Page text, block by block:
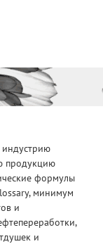
индустрию
продукцию
формулы
минимум
и
и